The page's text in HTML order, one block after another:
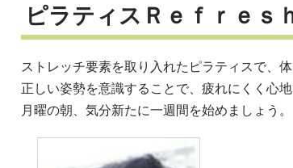
ピラティスＲｅｆｒｅｓ
ストレッチ要素を取り入れたピラティスで、
正しい姿勢を意識することで、疲れにくく心地
月曜の朝、気分新たに一週間を始めましょう。